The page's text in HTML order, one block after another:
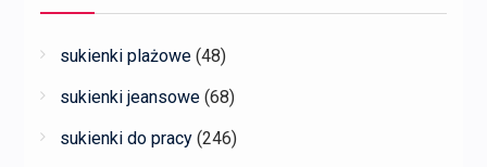
sukienki plażowe (48)
sukienki jeansowe (68)
sukienki do pracy (246)